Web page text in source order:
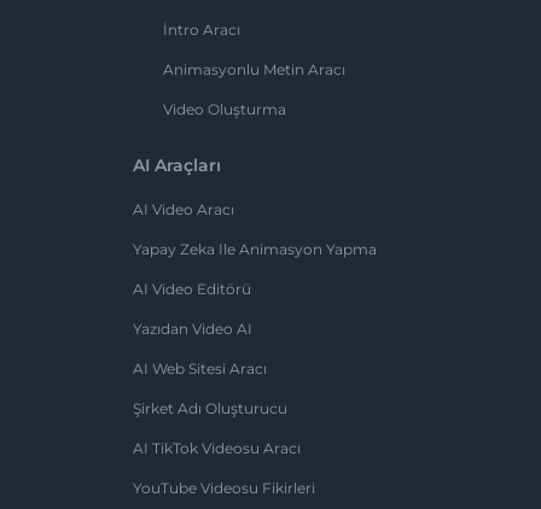
İntro Aracı
Animasyonlu Metin Aracı
Video Oluşturma
AI Araçları
AI Video Aracı
Yapay Zeka Ile Animasyon Yapma
AI Video Editörü
Yazıdan Video AI
AI Web Sitesi Aracı
Şirket Adı Oluşturucu
AI TikTok Videosu Aracı
YouTube Videosu Fikirleri